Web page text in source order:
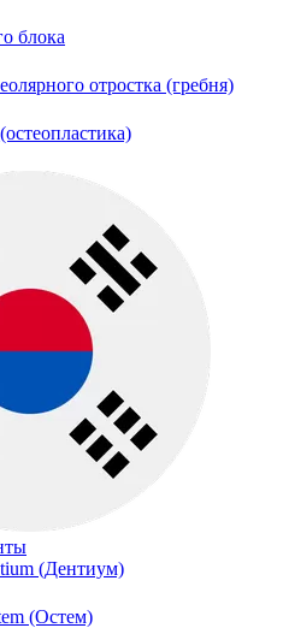
блока
отростка (гребня)
(Дентиум)
(Остем)